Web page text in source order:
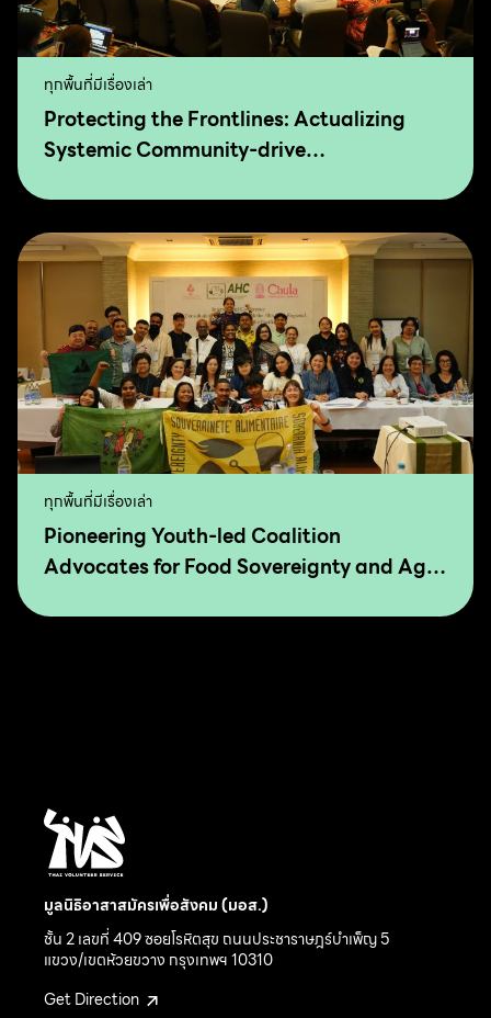
ทุกพื้นที่มีเรื่องเล่า
Protecting the Frontlines: Actualizing
Systemic Community-drive
ทุกพื้นที่มีเรื่องเล่า
Pioneering Youth-led Coalition
Advocates for Food Sovereignty and Agro
มูลนิธิอาสาสมัครเพื่อสังคม (มอส.)
ชั้น 2 เลขที่ 409 ซอยโรหิตสุข ถนนประชาราษฎร์บำเพ็ญ 5
แขวง/เขตห้วยขวาง กรุงเทพฯ 10310
Get Direction